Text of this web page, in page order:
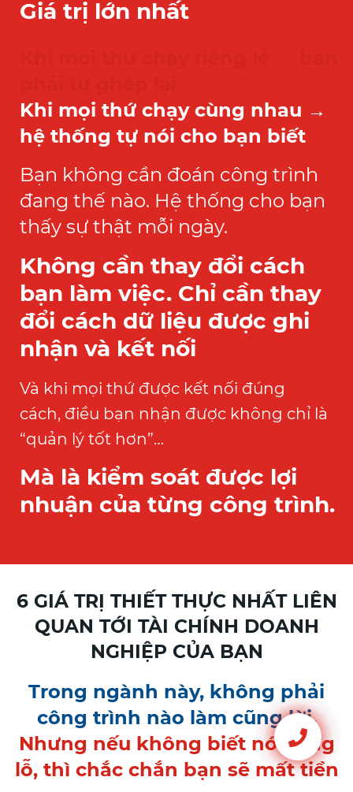
Giá trị lớn nhất
Khi mọi thứ chạy cùng nhau →
hệ thống tự nói cho bạn biết
Bạn không cần đoán công trình
đang thế nào. Hệ thống cho bạn
thấy sự thật mỗi ngày.
Không cần thay đổi cách
bạn làm việc. Chỉ cần thay
đổi cách dữ liệu được ghi
nhận và kết nối
Và khi mọi thứ được kết nối đúng
cách, điều bạn nhận được không chỉ là
“quản lý tốt hơn”…
Mà là kiểm soát được lợi
nhuận của từng công trình.
6 GIÁ TRỊ THIẾT THỰC NHẤT LIÊN
QUAN TỚI TÀI CHÍNH DOANH
NGHIỆP CỦA BẠN
Trong ngành này, không phải
công trình nào làm cũng lời.
Nhưng nếu không biết nó đang
lỗ, thì chắc chắn bạn sẽ mất tiền